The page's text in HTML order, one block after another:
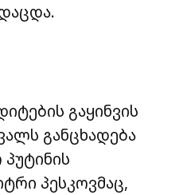
გაყინვის
განცხადება
პესკოვმაც,